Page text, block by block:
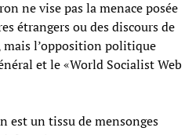
ne vise pas la menace posée
étrangers ou des discours de
mais l’opposition politique
et le «World Socialist Web
est un tissu de mensonges